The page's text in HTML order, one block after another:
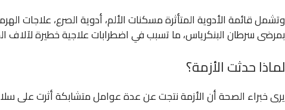
وتشمل قائمة الأدوية المتأثرة مسكنات الألم، أدوية الصرع، علاجات
بمرضى سرطان البنكرياس، ما تسبب في اضطرابات علاجية خطيرة لآلاف
لماذا حدثت الأزمة؟
يرى خبراء الصحة أن الأزمة نتجت عن عدة عوامل متشابكة أثرت على